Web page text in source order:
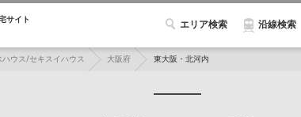
サイト エリア検索 沿線検索
ハウス/セキスイハウス 大阪府 東大阪・北河内